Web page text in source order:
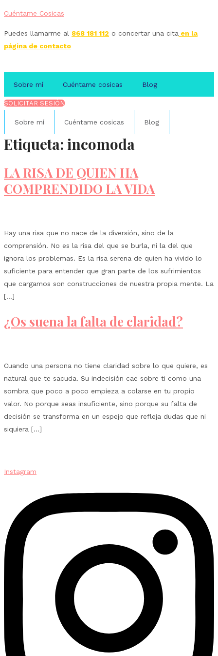
Cuéntame Cosicas
Puedes llamarme al 868 181 112 o concertar una cita en la
página de contacto
Sobre mí Cuéntame cosicas Blog
SOLICITAR SESIÓN
Sobre mí Cuéntame cosicas Blog
Etiqueta: incomoda
LA RISA DE QUIEN HA
COMPRENDIDO LA VIDA
Hay una risa que no nace de la diversión, sino de la
comprensión. No es la risa del que se burla, ni la del que
ignora los problemas. Es la risa serena de quien ha vivido lo
suficiente para entender que gran parte de los sufrimientos
que cargamos son construcciones de nuestra propia mente. La
[…]
¿Os suena la falta de claridad?
Cuando una persona no tiene claridad sobre lo que quiere, es
natural que te sacuda. Su indecisión cae sobre ti como una
sombra que poco a poco empieza a colarse en tu propio
valor. No porque seas insuficiente, sino porque su falta de
decisión se transforma en un espejo que refleja dudas que ni
siquiera […]
Instagram